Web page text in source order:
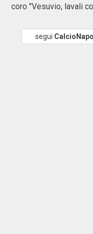
coro "Vesuvio, lavali
segui